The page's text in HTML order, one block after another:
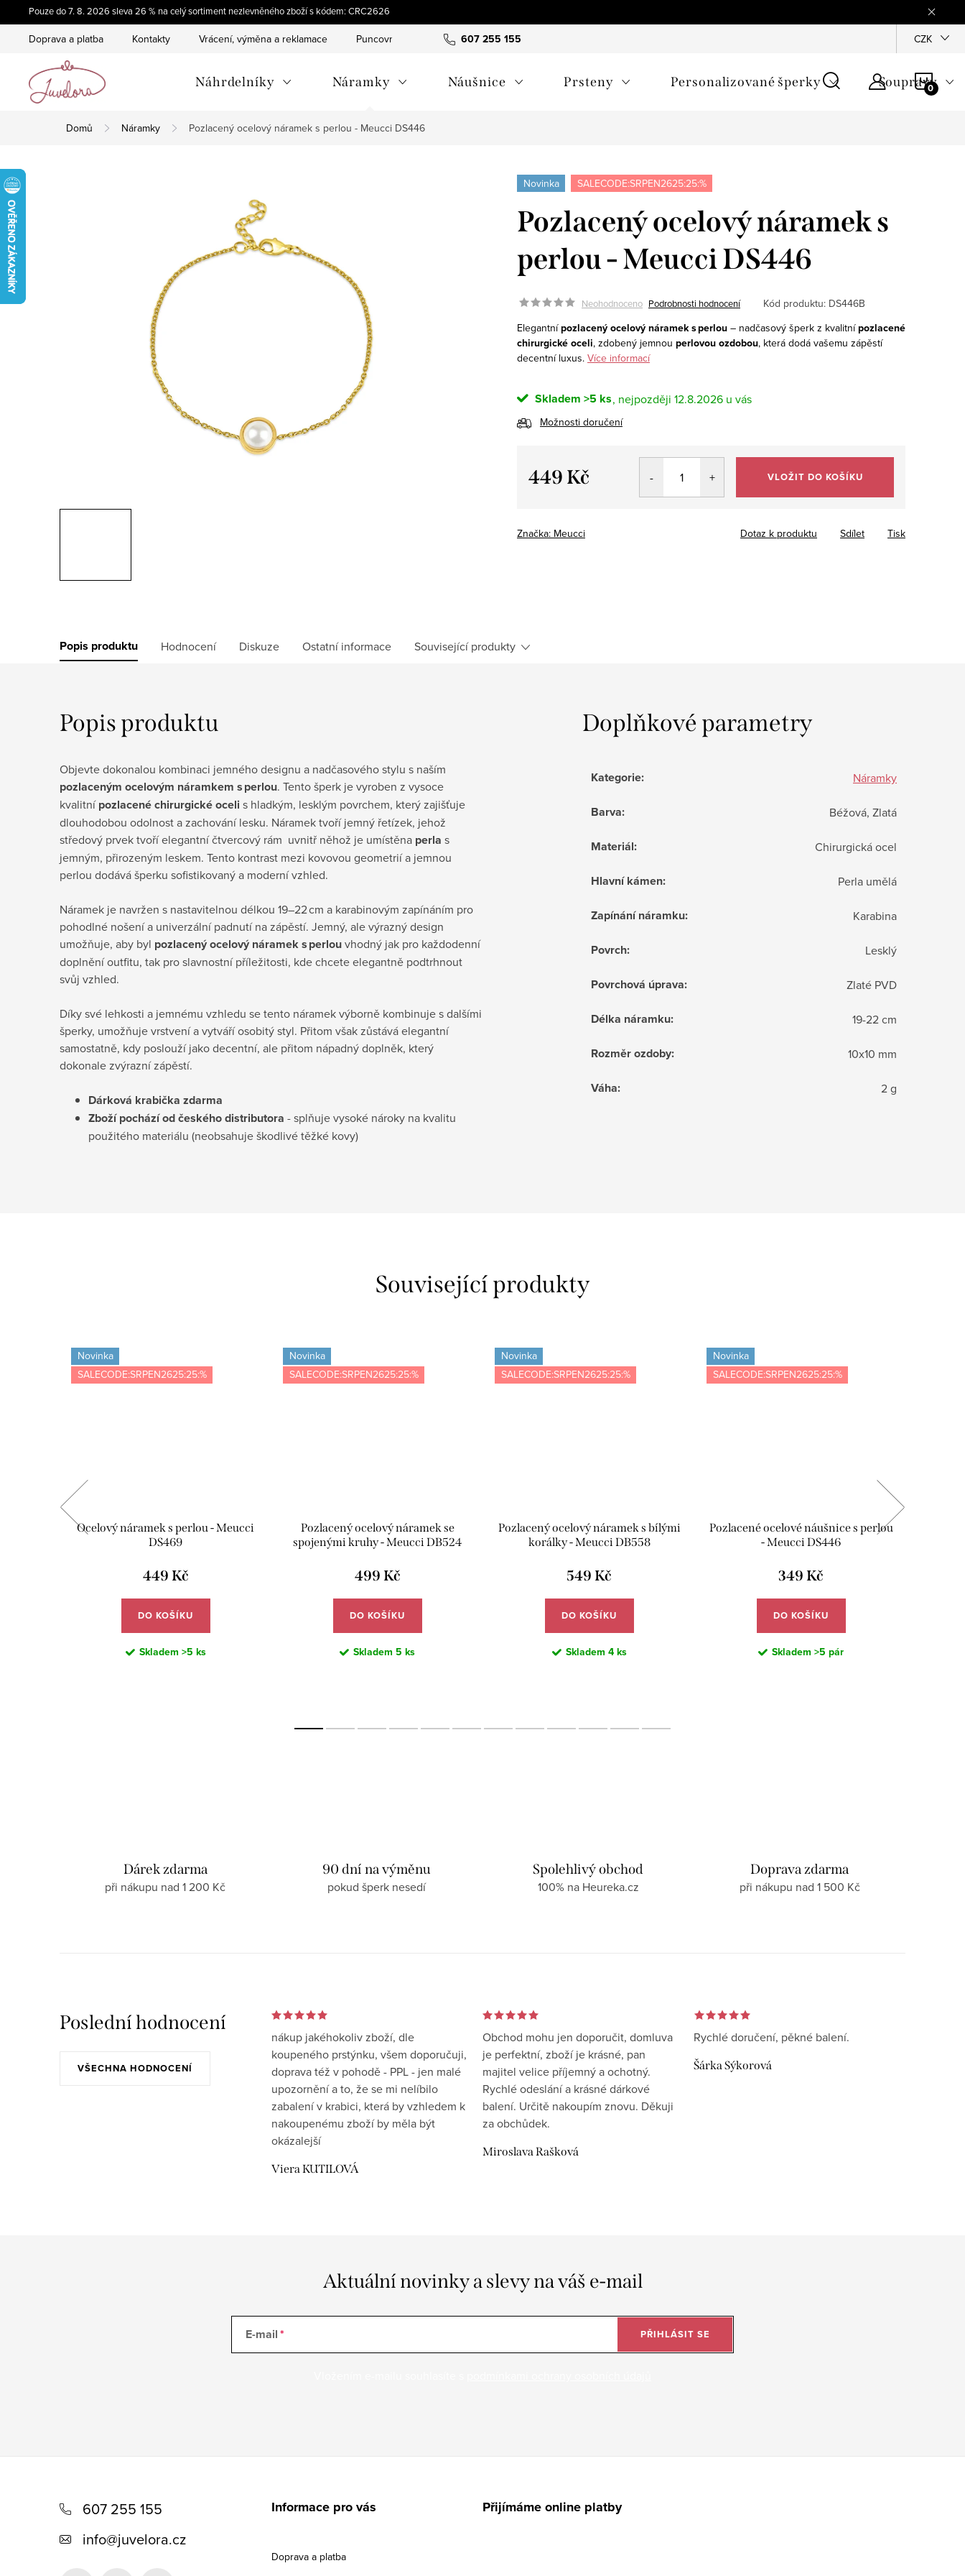
na
Pouze do 7. 8. 2026 sleva 26 % na celý sortiment nezlevněného zboží s kódem: CRC2626
607 255 155
Doprava a platba Kontakty Vrácení, výměna a reklamace Puncovní značky Hodnocení obchodu Jak
CZK
Náhrdelníky Náramky Náušnice Prsteny Personalizované šperky Soupravy
Domů Náramky Pozlacený ocelový náramek s perlou - Meucci DS446
Novinka SALECODE:SRPEN2625:25:%
Pozlacený ocelový náramek s
perlou - Meucci DS446
Neohodnoceno Podrobnosti hodnocení Kód produktu: DS446B
Elegantnípozlacený ocelový náramek s perlou – nadčasový šperk z kvalitnípozlacené
chirurgické oceli, zdobený jemnou perlovou ozdobou, která dodá vašemu zápěstí
decentní luxus. Více informací
Skladem >5 ks 12.8.2026
Možnosti doručení
449 Kč VLOŽIT DO KOŠÍKU
Značka: Meucci Tisk
Dotaz k produktu Sdílet
Popis produktu Hodnocení Diskuze Ostatní informace Související produkty
Popis produktu
Objevte dokonalou kombinaci jemného designu a nadčasového stylu s naším
pozlaceným ocelovým náramkem s perlou. Tento šperk je vyroben z vysoce
kvalitnípozlacené chirurgické oceli s hladkým, lesklým povrchem, který zajišťuje
dlouhodobou odolnost a zachování lesku. Náramek tvoří jemný řetízek, jehož
středový prvek tvoří elegantní čtvercový rám uvnitř něhož je umístěna perla s
jemným, přirozeným leskem. Tento kontrast mezi kovovou geometrií a jemnou
perlou dodává šperku sofistikovaný a moderní vzhled.
Náramek je navržen s nastavitelnou délkou 19–22 cm a karabinovým zapínáním pro
pohodlné nošení a univerzální padnutí na zápěstí. Jemný, ale výrazný design
umožňuje, aby byl pozlacený ocelový náramek s perlouvhodný jak pro každodenní
doplnění outfitu, tak pro slavnostní příležitosti, kde chcete elegantně podtrhnout
svůj vzhled.
Díky své lehkosti a jemnému vzhledu se tento náramek výborně kombinuje s dalšími
šperky, umožňuje vrstvení a vytváří osobitý styl. Přitom však zůstává elegantní
samostatně, kdy poslouží jako decentní, ale přitom nápadný doplněk, který
dokonale zvýrazní zápěstí.
Dárková krabička zdarma
Zboží pochází od českého distributora - splňuje vysoké nároky na kvalitu
použitého materiálu (neobsahuje škodlivé těžké kovy)
Doplňkové parametry
Kategorie: Náramky
Barva: Béžová, Zlatá
Materiál: Chirurgická ocel
Hlavní kámen: Perla umělá
Zapínání náramku: Karabina
Povrch: Lesklý
Povrchová úprava: Zlaté PVD
Délka náramku: 19-22 cm
Rozměr ozdoby: 10x10 mm
Váha: 2 g
Související produkty
Novinka
SALECODE:SRPEN2625:25:%
Ocelový náramek s perlou - Meucci
DS469
449 Kč
DO KOŠÍKU
Skladem >5 ks
Novinka
SALECODE:SRPEN2625:25:%
Pozlacený ocelový náramek se
spojenými kruhy - Meucci DB524
499 Kč
DO KOŠÍKU
Skladem 5 ks
Novinka
SALECODE:SRPEN2625:25:%
Pozlacený ocelový náramek s bílými
korálky - Meucci DB558
549 Kč
DO KOŠÍKU
Skladem 4 ks
Novinka
SALECODE:SRPEN2625:25:%
Pozlacené ocelové náušnice s perlou
- Meucci DS446
349 Kč
DO KOŠÍKU
Skladem >5 pár
Dárek zdarma
při nákupu nad 1 200 Kč
90 dní na výměnu
pokud šperk nesedí
Spolehlivý obchod
100% na Heureka.cz
Doprava zdarma
při nákupu nad 1 500 Kč
Poslední hodnocení
VŠECHNA HODNOCENÍ
nákup jakéhokoliv zboží, dle
koupeného prstýnku, všem doporučuji,
doprava též v pohodě - PPL - jen malé
upozornění a to, že se mi nelíbilo
zabalení v krabici, která by vzhledem k
nakoupenému zboží by měla být
okázalejší
Viera KUTILOVÁ
Obchod mohu jen doporučit, domluva
je perfektní, zboží je krásné, pan
majitel velice příjemný a ochotný.
Rychlé odeslání a krásné dárkové
balení. Určitě nakoupím znovu. Děkuji
za obchůdek.
Miroslava Rašková
Rychlé doručení, pěkné balení.
Šárka Sýkorová
Aktuální novinky a slevy na váš e-mail
E-mail PŘIHLÁSIT SE
607 255 155
info@juvelora.cz
Informace pro vás
Doprava a platba
Přijímáme online platby